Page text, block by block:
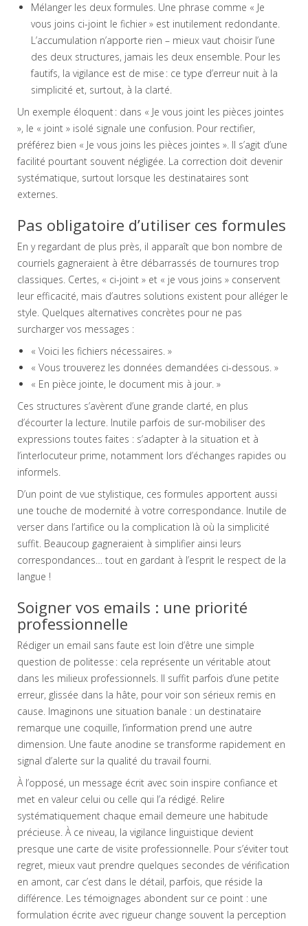
Mélanger les deux formules. Une phrase comme « Je
vous joins ci-joint le fichier » est inutilement redondante.
L’accumulation n’apporte rien – mieux vaut choisir l’une
des deux structures, jamais les deux ensemble. Pour les
fautifs, la vigilance est de mise : ce type d’erreur nuit à la
simplicité et, surtout, à la clarté.
Un exemple éloquent : dans « Je vous joint les pièces jointes
», le « joint » isolé signale une confusion. Pour rectifier,
préférez bien « Je vous joins les pièces jointes ». Il s’agit d’une
facilité pourtant souvent négligée. La correction doit devenir
systématique, surtout lorsque les destinataires sont
externes.
Pas obligatoire d’utiliser ces formules
En y regardant de plus près, il apparaît que bon nombre de
courriels gagneraient à être débarrassés de tournures trop
classiques. Certes, « ci-joint » et « je vous joins » conservent
leur efficacité, mais d’autres solutions existent pour alléger le
style. Quelques alternatives concrètes pour ne pas
surcharger vos messages :
« Voici les fichiers nécessaires. »
« Vous trouverez les données demandées ci-dessous. »
« En pièce jointe, le document mis à jour. »
Ces structures s’avèrent d’une grande clarté, en plus
d’écourter la lecture. Inutile parfois de sur-mobiliser des
expressions toutes faites : s’adapter à la situation et à
l’interlocuteur prime, notamment lors d’échanges rapides ou
informels.
D’un point de vue stylistique, ces formules apportent aussi
une touche de modernité à votre correspondance. Inutile de
verser dans l’artifice ou la complication là où la simplicité
suffit. Beaucoup gagneraient à simplifier ainsi leurs
correspondances… tout en gardant à l’esprit le respect de la
langue !
Soigner vos emails : une priorité
professionnelle
Rédiger un email sans faute est loin d’être une simple
question de politesse : cela représente un véritable atout
dans les milieux professionnels. Il suffit parfois d’une petite
erreur, glissée dans la hâte, pour voir son sérieux remis en
cause. Imaginons une situation banale : un destinataire
remarque une coquille, l’information prend une autre
dimension. Une faute anodine se transforme rapidement en
signal d’alerte sur la qualité du travail fourni.
À l’opposé, un message écrit avec soin inspire confiance et
met en valeur celui ou celle qui l’a rédigé. Relire
systématiquement chaque email demeure une habitude
précieuse. À ce niveau, la vigilance linguistique devient
presque une carte de visite professionnelle. Pour s’éviter tout
regret, mieux vaut prendre quelques secondes de vérification
en amont, car c’est dans le détail, parfois, que réside la
différence. Les témoignages abondent sur ce point : une
formulation écrite avec rigueur change souvent la perception